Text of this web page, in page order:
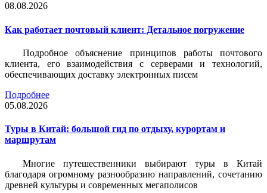
08.08.2026
Как работает почтовый клиент: Детальное погружение
Подробное объяснение принципов работы почтового
клиента, его взаимодействия с серверами и технологий,
обеспечивающих доставку электронных писем
Подробнее
05.08.2026
Туры в Китай: большой гид по отдыху, курортам и
маршрутам
Многие путешественники выбирают туры в Китай
благодаря огромному разнообразию направлений, сочетанию
древней культуры и современных мегаполисов